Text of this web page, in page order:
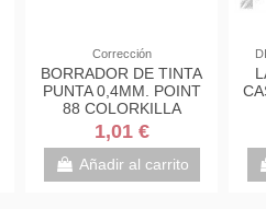
Corrección
BORRADOR DE TINTA
PUNTA 0,4MM. POINT
88 COLORKILLA
STABILO 88/00
1,01 €
Añadir al carrito